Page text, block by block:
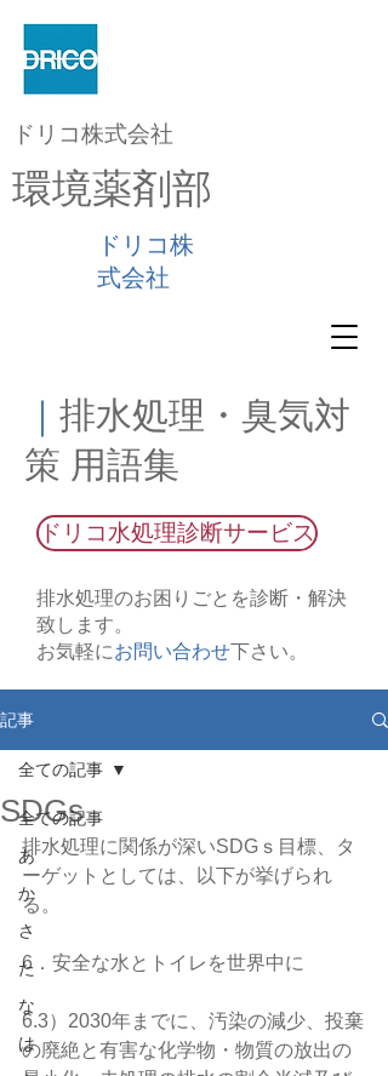
ドリコ株式会社
環境薬剤部
ドリコ株
式会社
｜ 排水処理・臭気対
策 用語集
ドリコ水処理診断サービス
排水処理のお困りごとを診断・解決
致します。
お気軽にお問い合わせ下さい。
記事
全ての記事
あ
か
さ
た
な
は
全ての記事
SDGs
排水処理に関係が深いSDGｓ目標、タ
ーゲットとしては、以下が挙げられ
る。
6．安全な水とトイレを世界中に
6.3）2030年までに、汚染の減少、投棄
の廃絶と有害な化学物・物質の放出の